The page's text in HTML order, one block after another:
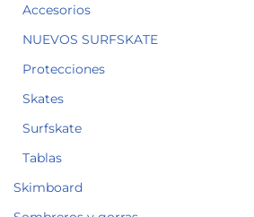
Accesorios
NUEVOS SURFSKATE
Protecciones
Skates
Surfskate
Tablas
Skimboard